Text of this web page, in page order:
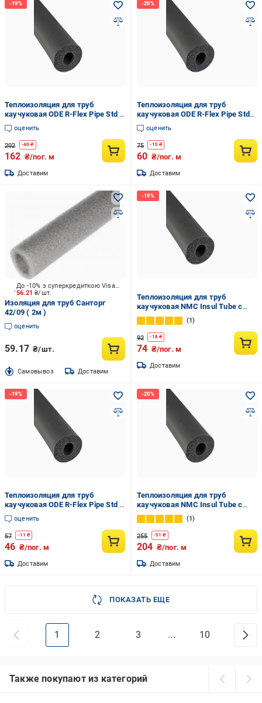
Теплоизоляция для труб
каучуковая ODE R-Flex Pipe Std с
внутренним Ø 60 мм и толщина
изоляции 9 мм трубка 9х60 мм
(1440745621)
оценить
202 -40 ₴
162 ₴/пог. м
Доставим
Теплоизоляция для труб
каучуковая ODE R-Flex Pipe Std
толщина изоляции 6 мм трубка
6х28 мм (1440906139)
оценить
75 -15₴
60 ₴/пог. м
Доставим
56.21₴/шт.
До -10% з суперкредиткою Visa Вигода
Изоляция для труб Санторг
42/09 ( 2м )
оценить
59.17 ₴/шт.
Cамовывоз Доставим
Теплоизоляция для труб
каучуковая NMC Insul Tube с
внутренним Ø 15 мм и толщина
изоляции 9 мм трубка 9х15 мм
(1442438704)
1
92 -18₴
74 ₴/пог. м
Доставим
Теплоизоляция для труб
каучуковая ODE R-Flex Pipe Std с
внутренним Ø 12 мм и толщина
изоляции 9 мм трубка 9х12 мм
(1440745606)
оценить
57 -11 ₴
46 ₴/пог. м
Доставим
Теплоизоляция для труб
каучуковая NMC Insul Tube с
внутренним Ø 22 мм и толщина
изоляции 19 мм (19х22 мм)
1
255 -51 ₴
204 ₴/пог. м
Доставим
ПОКАЗАТЬ ЕЩЕ
1 2 3 ... 10
Также покупают из категорий